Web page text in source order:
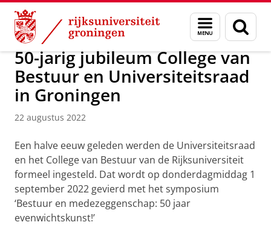
Skip
Content
Skip
Navigation
Menu
en
zoeken
Over ons Actueel Nieuws
50-jarig jubileum College van
Bestuur en Universiteitsraad
in Groningen
22 augustus 2022
Een halve eeuw geleden werden de Universiteitsraad
en het College van Bestuur van de Rijksuniversiteit
formeel ingesteld. Dat wordt op donderdagmiddag 1
september 2022 gevierd met het symposium
‘Bestuur en medezeggenschap: 50 jaar
evenwichtskunst!’